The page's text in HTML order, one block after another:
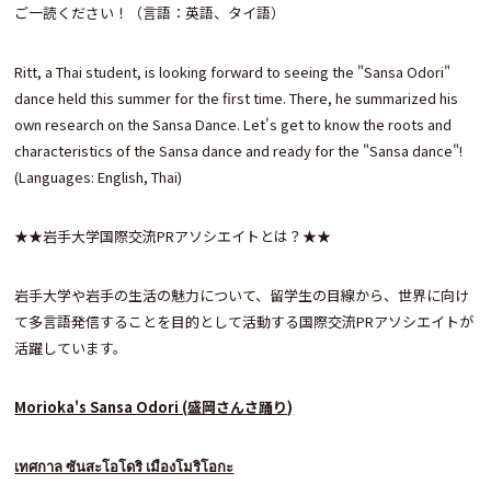
ご一読ください！（言語：英語、タイ語）
Ritt, a Thai student, is looking forward to seeing the "Sansa Odori"
dance held this summer for the first time. There, he summarized his
own research on the Sansa Dance. Let's get to know the roots and
characteristics of the Sansa dance and ready for the "Sansa dance"!
(Languages: English, Thai)
★★岩手大学国際交流PRアソシエイトとは？★★
岩手大学や岩手の生活の魅力について、留学生の目線から、世界に向け
て多言語発信することを目的として活動する国際交流PRアソシエイトが
活躍しています。
Morioka's Sansa Odori (盛岡さんさ踊り)
เทศกาล ซันสะโอโดริ เมืองโมริโอกะ